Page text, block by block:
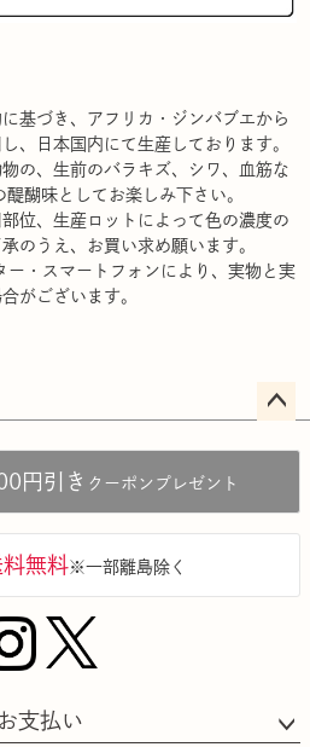
基づき、アフリカ・ジンバブエから
、日本国内にて生産しております。
の、生前のバラキズ、シワ、血筋な
醐味としてお楽しみ下さい。
位、生産ロットによって色の濃度の
のうえ、お買い求め願います。
・スマートフォンにより、実物と実
がございます。
へ
円引き クーポンプレゼント
無料※一部離島除く
お支払い